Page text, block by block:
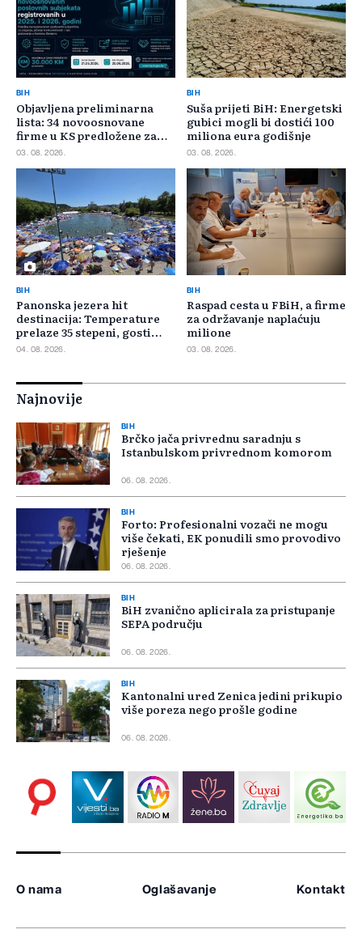
BIH
Objavljena preliminarna
lista: 34 novoosnovane
firme u KS predložene za
400.000 KM poticaja
03. 08. 2026.
BIH
Suša prijeti BiH: Energetski
gubici mogli bi dostići 100
miliona eura godišnje
03. 08. 2026.
BIH
Panonska jezera hit
destinacija: Temperature
prelaze 35 stepeni, gosti
pristižu iz cijele regije
04. 08. 2026.
BIH
Raspad cesta u FBiH, a firme
za održavanje naplaćuju
milione
03. 08. 2026.
Najnovije
BIH
Brčko jača privrednu saradnju s
Istanbulskom privrednom komorom
06. 08. 2026.
BIH
Forto: Profesionalni vozači ne mogu
više čekati, EK ponudili smo provodivo
rješenje
06. 08. 2026.
BIH
BiH zvanično aplicirala za pristupanje
SEPA području
06. 08. 2026.
BIH
Kantonalni ured Zenica jedini prikupio
više poreza nego prošle godine
06. 08. 2026.
O nama Oglašavanje Kontakt